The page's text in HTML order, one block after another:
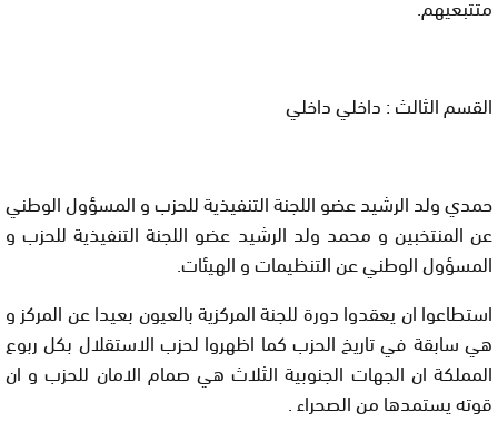
القسم الثالث : داخلي داخلي
حمدي ولد الرشيد عضو اللجنة التنفيذية للحزب و المسؤول الوطني
عن المنتخبين و محمد ولد الرشيد عضو اللجنة التنفيذية للحزب و
المسؤول الوطني عن التنظيمات و الهيئات.
استطاعوا ان يعقدوا دورة للجنة المركزية بالعيون بعيدا عن المركز و
هي سابقة في تاريخ الحزب كما اظهروا لحزب الاستقلال بكل ربوع
المملكة ان الجهات الجنوبية الثلاث هي صمام الامان للحزب و ان
قوته يستمدها من الصحراء .